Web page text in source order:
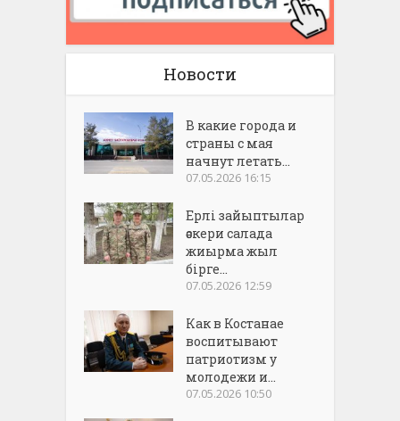
Новости
В какие города и
страны с мая
начнут летать...
07.05.2026 16:15
Ерлі зайыптылар
әскери салада
жиырма жыл
бірге...
07.05.2026 12:59
Как в Костанае
воспитывают
патриотизм у
молодежи и...
07.05.2026 10:50